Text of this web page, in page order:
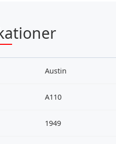
Austin
A110
1949